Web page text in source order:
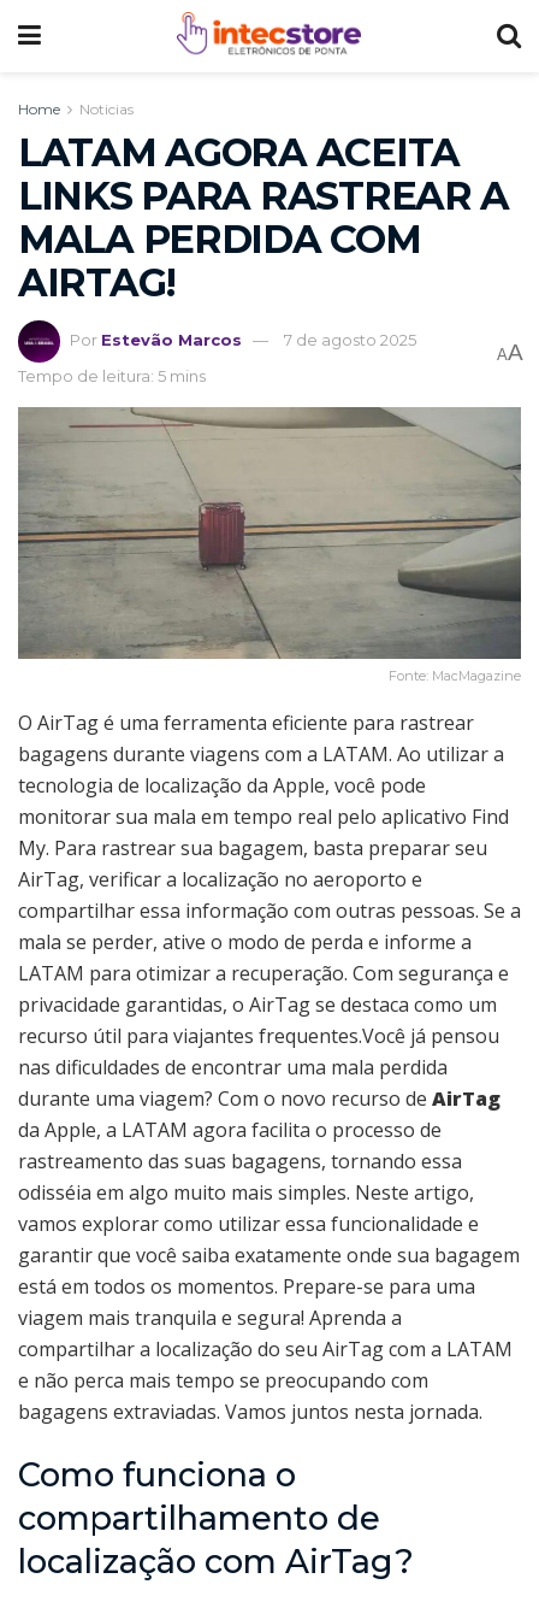
Home Noticias
LATAM AGORA ACEITA
LINKS PARA RASTREAR A
MALA PERDIDA COM
AIRTAG!
Por Estevão Marcos
7 de agosto 2025
Tempo de leitura: 5 mins
AA
Fonte: MacMagazine
O AirTag é uma ferramenta eficiente para rastrear
bagagens durante viagens com a LATAM. Ao utilizar a
tecnologia de localização da Apple, você pode
monitorar sua mala em tempo real pelo aplicativo Find
My. Para rastrear sua bagagem, basta preparar seu
AirTag, verificar a localização no aeroporto e
compartilhar essa informação com outras pessoas. Se a
mala se perder, ative o modo de perda e informe a
LATAM para otimizar a recuperação. Com segurança e
privacidade garantidas, o AirTag se destaca como um
recurso útil para viajantes frequentes.Você já pensou
nas dificuldades de encontrar uma mala perdida
durante uma viagem? Com o novo recurso de AirTag
da Apple, a LATAM agora facilita o processo de
rastreamento das suas bagagens, tornando essa
odisséia em algo muito mais simples. Neste artigo,
vamos explorar como utilizar essa funcionalidade e
garantir que você saiba exatamente onde sua bagagem
está em todos os momentos. Prepare-se para uma
viagem mais tranquila e segura! Aprenda a
compartilhar a localização do seu AirTag com a LATAM
e não perca mais tempo se preocupando com
bagagens extraviadas. Vamos juntos nesta jornada.
Como funciona o
compartilhamento de
localização com AirTag?